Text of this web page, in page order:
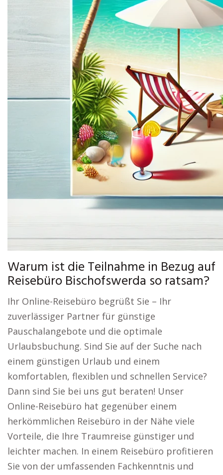
Warum ist die Teilnahme in Bezug auf
Reisebüro Bischofswerda so ratsam?
Ihr Online-Reisebüro begrüßt Sie – Ihr
zuverlässiger Partner für günstige
Pauschalangebote und die optimale
Urlaubsbuchung. Sind Sie auf der Suche nach
einem günstigen Urlaub und einem
komfortablen, flexiblen und schnellen Service?
Dann sind Sie bei uns gut beraten! Unser
Online-Reisebüro hat gegenüber einem
herkömmlichen Reisebüro in der Nähe viele
Vorteile, die Ihre Traumreise günstiger und
leichter machen. In einem Reisebüro profitieren
Sie von der umfassenden Fachkenntnis und